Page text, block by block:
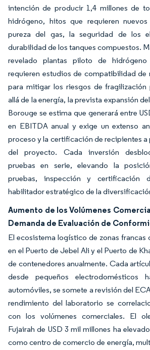
intención de producir 1,4 millones de
hidrógeno, hitos que requieren
pureza del gas, la seguridad de los
durabilidad de los tanques compuestos.
revelado plantas piloto de
requieren estudios de compatibilidad de
para mitigar los riesgos de fragilización
allá de la energía, la prevista expansión
Borouge se estima que generará entre
en EBITDA anual y exige un extenso
proceso y la certificación de recipientes a
del proyecto. Cada inversión
pruebas en serie, elevando la
pruebas, inspección y certificación
habilitador estratégico de la
Aumento de los Volúmenes
Demanda de Evaluación de
El ecosistema logístico de zonas francas
en el Puerto de Jebel Ali y el Puerto de
de contenedores anualmente. Cada
desde pequeños electrodomésticos
automóviles, se somete a revisión del
rendimiento del laboratorio se
con los volúmenes comerciales. El
Fujairah de USD 3 mil millones ha
como centro de comercio de energía,